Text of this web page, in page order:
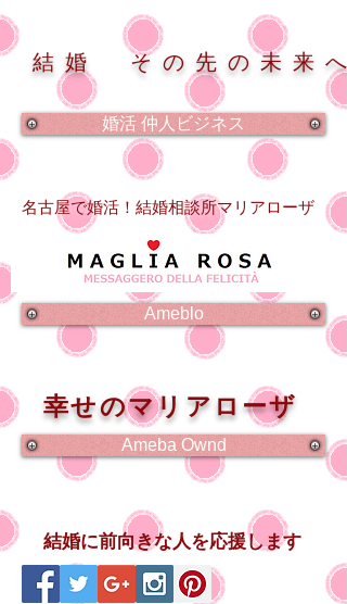
結婚 その先の未来へ
名古屋で婚活！結婚相談所マリアローザ
幸せのマリアローザ
結婚に前向きな人を応援します
Ameblo
Ameba Ownd
婚活 仲人ビジネス